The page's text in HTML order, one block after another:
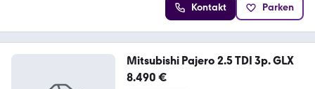
Kontakt Parken
Mitsubishi Pajero 2.5 TDI 3p. GLX
8.490 €